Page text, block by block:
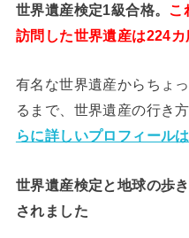
世界遺産検定1級合格。 こ
訪問した世界遺産は224カ
有名な世界遺産からちょ
るまで、世界遺産の行き
らに詳しいプロフィール
世界遺産検定と地球の歩
されました